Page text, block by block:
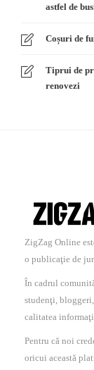
astfel de
Coșuri de
Tiprui de
renovezi
ZigZag Online
o publicaţie de
În cadrul
studenţi,
calitatea
Pentru că noi
oricui această